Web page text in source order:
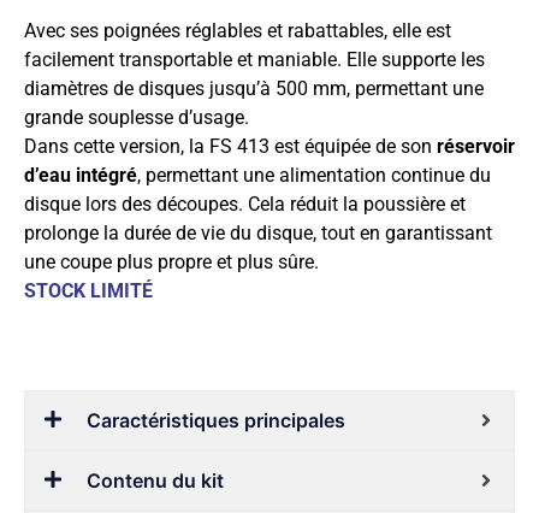
Avec ses poignées réglables et rabattables, elle est
facilement transportable et maniable. Elle supporte les
diamètres de disques jusqu’à 500 mm, permettant une
grande souplesse d’usage.
Dans cette version, la FS 413 est équipée de son réservoir
d’eau intégré, permettant une alimentation continue du
disque lors des découpes. Cela réduit la poussière et
prolonge la durée de vie du disque, tout en garantissant
une coupe plus propre et plus sûre.
STOCK LIMITÉ
Caractéristiques principales
Contenu du kit